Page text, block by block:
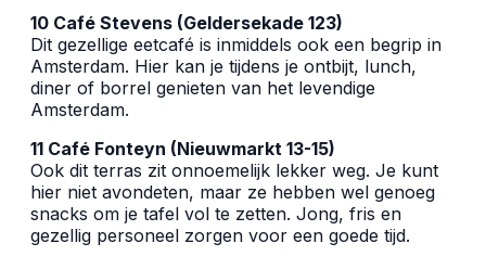
10 Café Stevens (Geldersekade 123)
Dit gezellige eetcafé is inmiddels ook een begrip in
Amsterdam. Hier kan je tijdens je ontbijt, lunch,
diner of borrel genieten van het levendige
Amsterdam.
11 Café Fonteyn (Nieuwmarkt 13-15)
Ook dit terras zit onnoemelijk lekker weg. Je kunt
hier niet avondeten, maar ze hebben wel genoeg
snacks om je tafel vol te zetten. Jong, fris en
gezellig personeel zorgen voor een goede tijd.